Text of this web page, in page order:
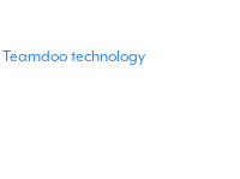
Teamdoo technology